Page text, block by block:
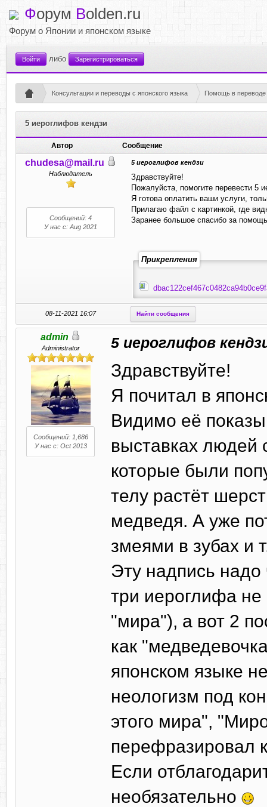
Форум Bolden.ru
Форум о Японии и японском языке
Войти либо Зарегистрироваться
Консультации и переводы с японского языка Помощь в переводе
5 иероглифов кендзи
Автор Сообщение
chudesa@mail.ru
Наблюдатель
Сообщений: 4
У нас с: Aug 2021
5 иероглифов кендзи
Здравствуйте!
Пожалуйста, помогите перевести 5
Я готова оплатить ваши услуги,
Прилагаю файл с картинкой, где
Заранее большое спасибо за
Прикрепления
08-11-2021 16:07 Найти сообщения
admin
Administrator
Сообщений: 1,686
У нас с: Oct 2013
5 иероглифов
Здравствуйте!
Я почитал в
Видимо её
выставках
которые были
телу растёт
медведя. А уже
змеями в зубах и
Эту надпись
три иероглифа
"мира"), а вот 2
как
японском языке
неологизм под
этого мира",
перефразировал
Если
необязательно